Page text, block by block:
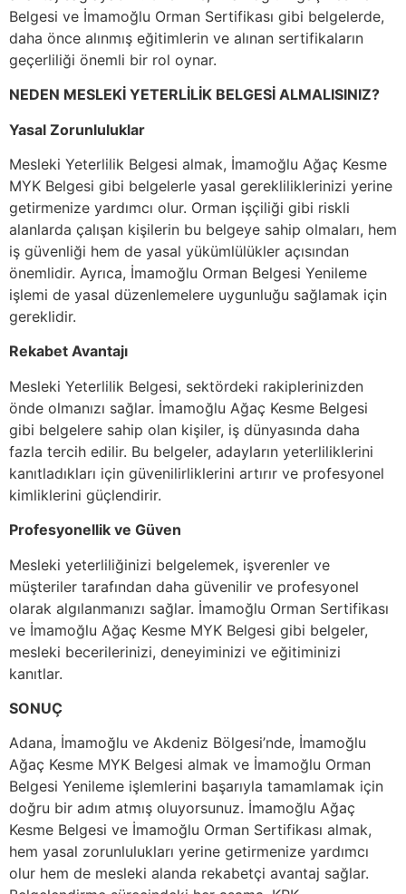
Belgesi ve İmamoğlu Orman Sertifikası gibi belgelerde,
daha önce alınmış eğitimlerin ve alınan sertifikaların
geçerliliği önemli bir rol oynar.
NEDEN MESLEKİ YETERLİLİK BELGESİ ALMALISINIZ?
Yasal Zorunluluklar
Mesleki Yeterlilik Belgesi almak, İmamoğlu Ağaç Kesme
MYK Belgesi gibi belgelerle yasal gerekliliklerinizi yerine
getirmenize yardımcı olur. Orman işçiliği gibi riskli
alanlarda çalışan kişilerin bu belgeye sahip olmaları, hem
iş güvenliği hem de yasal yükümlülükler açısından
önemlidir. Ayrıca, İmamoğlu Orman Belgesi Yenileme
işlemi de yasal düzenlemelere uygunluğu sağlamak için
gereklidir.
Rekabet Avantajı
Mesleki Yeterlilik Belgesi, sektördeki rakiplerinizden
önde olmanızı sağlar. İmamoğlu Ağaç Kesme Belgesi
gibi belgelere sahip olan kişiler, iş dünyasında daha
fazla tercih edilir. Bu belgeler, adayların yeterliliklerini
kanıtladıkları için güvenilirliklerini artırır ve profesyonel
kimliklerini güçlendirir.
Profesyonellik ve Güven
Mesleki yeterliliğinizi belgelemek, işverenler ve
müşteriler tarafından daha güvenilir ve profesyonel
olarak algılanmanızı sağlar. İmamoğlu Orman Sertifikası
ve İmamoğlu Ağaç Kesme MYK Belgesi gibi belgeler,
mesleki becerilerinizi, deneyiminizi ve eğitiminizi
kanıtlar.
SONUÇ
Adana, İmamoğlu ve Akdeniz Bölgesi’nde, İmamoğlu
Ağaç Kesme MYK Belgesi almak ve İmamoğlu Orman
Belgesi Yenileme işlemlerini başarıyla tamamlamak için
doğru bir adım atmış oluyorsunuz. İmamoğlu Ağaç
Kesme Belgesi ve İmamoğlu Orman Sertifikası almak,
hem yasal zorunlulukları yerine getirmenize yardımcı
olur hem de mesleki alanda rekabetçi avantaj sağlar.